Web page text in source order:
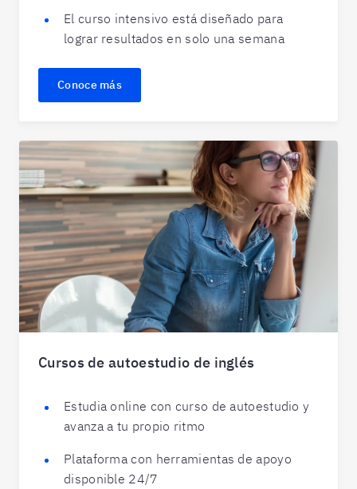
El curso intensivo está diseñado para
lograr resultados en solo una semana
Conoce más
Cursos de autoestudio de inglés
Estudia online con curso de autoestudio y
avanza a tu propio ritmo
Plataforma con herramientas de apoyo
disponible 24/7